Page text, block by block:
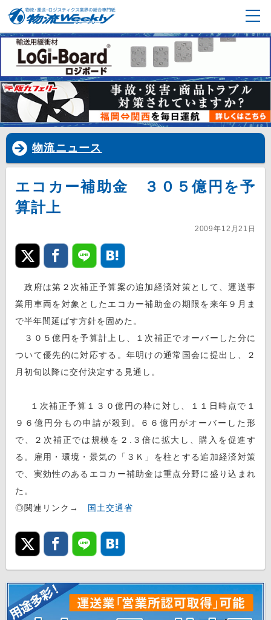
物流ニュース
エコカー補助金 ３０５億円を予
算計上
2009年12月21日
政府は第２次補正予算案の追加経済対策として、運送事
業用車両を対象としたエコカー補助金の期限を来年９月ま
で半年間延ばす方針を固めた。
３０５億円を予算計上し、１次補正でオーバーした分に
ついて優先的に対応する。年明けの通常国会に提出し、２
月初旬以降に交付決定する見通し。
１次補正予算１３０億円の枠に対し、１１日時点で１
９６億円分もの申請が殺到。６６億円がオーバーした形
で、２次補正では規模を２.３倍に拡大し、購入を促進す
る。雇用・環境・景気の「３Ｋ」を柱とする追加経済対策
で、実効性のあるエコカー補助金は重点分野に盛り込まれ
た。
◎関連リンク→ 国土交通省